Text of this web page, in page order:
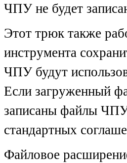
ЧПУ не будет
Этот трюк также
инструмента
ЧПУ будут
Если загруженный
записаны файлы
стандартных
Файловое